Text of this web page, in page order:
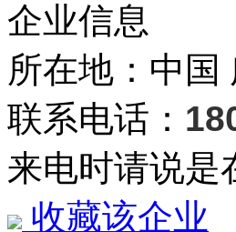
企业信息
所在地：中国
联系电话：
来电时请说是
收藏该企业